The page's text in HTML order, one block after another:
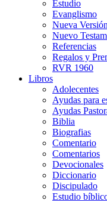
Estudio
Evanglismo
Nueva
Nuevo
Referencias
Regalos y
RVR 1960
Libros
Adolecentes
Ayudas para
Ayudas
Biblia
Biografias
Comentario
Comentarios
Devocionales
Diccionario
Discipulado
Estudio